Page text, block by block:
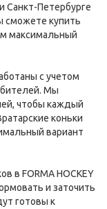
Санкт-Петербурге
сможете купить
максимальный
с учетом
Мы
чтобы каждый
коньки
вариант
в FORMA HOCKEY
и заточить
готовы к